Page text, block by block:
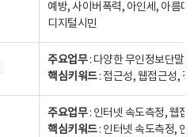
예방, 사이버폭력, 아인세, 아름
디지털시민
주요업무: 다양한 무인정보단말
핵심키워드: 접근성, 웹접근성,
주요업무: 인터넷 속도측정, 웹접
핵심키워드: 인터넷 속도측정, 인